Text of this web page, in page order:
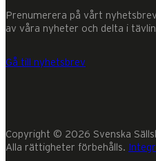
Prenumerera på vårt
av våra nyheter och delta i
Gå till nyhetsbrev
Copyright © 2026 Svenska
Alla rättigheter förbehålls.